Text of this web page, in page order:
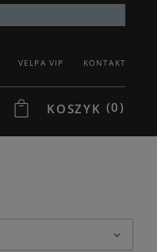
KONTAKT
VELPA VIP
KOSZYK (0)